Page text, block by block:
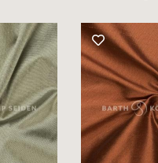
funktionstüchtig. Bitte
seiden.de.